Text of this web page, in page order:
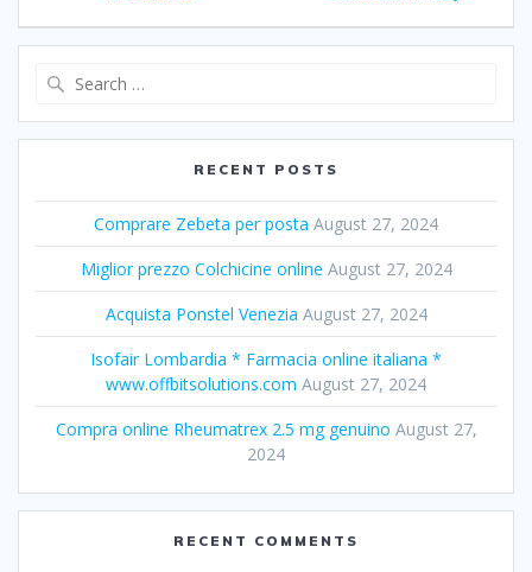
RECENT POSTS
Comprare Zebeta per posta August 27, 2024
Miglior prezzo Colchicine online August 27, 2024
Acquista Ponstel Venezia August 27, 2024
Isofair Lombardia * Farmacia online italiana *
www.offbitsolutions.com August 27, 2024
Compra online Rheumatrex 2.5 mg genuino August 27,
2024
RECENT COMMENTS